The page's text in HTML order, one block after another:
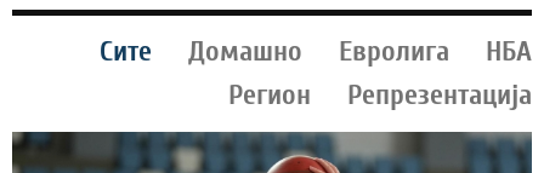
Сите Домашно Евролига
НБА
Регион
Репрезентација